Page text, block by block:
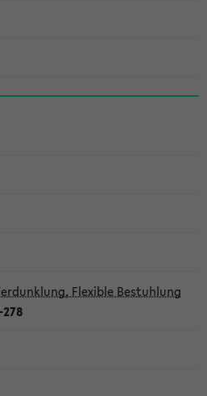
Flexible Bestuhlung